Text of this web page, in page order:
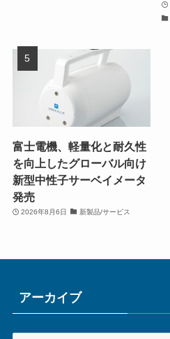
富士電機、軽量化と耐久性
を向上したグローバル向け
新型中性子サーベイメータ
発売
2026年8月6日 新製品/サービス
アーカイブ